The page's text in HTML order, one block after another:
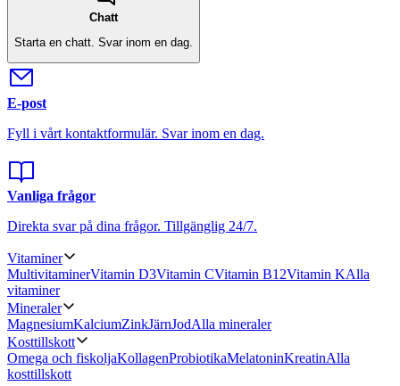
Chatt
Starta en chatt. Svar inom en dag.
E-post
Fyll i vårt kontaktformulär. Svar inom en dag.
Vanliga frågor
Direkta svar på dina frågor. Tillgänglig 24/7.
Vitaminer
MultivitaminerVitamin D3Vitamin CVitamin B12Vitamin KAlla
vitaminer
Mineraler
MagnesiumKalciumZinkJärnJodAlla mineraler
Kosttillskott
Omega och fiskoljaKollagenProbiotikaMelatoninKreatinAlla
kosttillskott